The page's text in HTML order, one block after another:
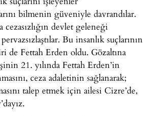
bilmenin güveniyle davrandılar.
cezasızlığın devlet geleneği
Bu insanlık suçlarının
de Fettah Erden oldu. Gözaltına
21. yılında Fettah Erden’in
ceza adaletinin sağlanarak;
talep etmek için ailesi Cizre’de,